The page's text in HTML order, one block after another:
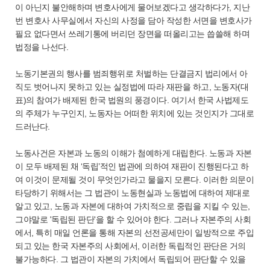
이 아닌지 불안해하며 변호사에게 물어보겠다고 생각하다가, 지난
번 변호사 사무실에서 자신의 사정을 담아 작성한 서면을 변호사가
필요 없다면서 쓰레기통에 버리던 장면을 떠올리고는 씁쓸해 하며
법정을 나선다.
노동기본권의 행사를 범죄행위로 처벌하는 단결금지 법리에서 아
직도 벗어나지 못하고 있는 실정법에 따라 재판을 하고, 노동자(대
표)의 참여가 배제된 한국 법원의 풍경이다. 여기서 한국 사법제도
의 주체가 누구인지, 노동자는 어떠한 위치에 있는 것인지가 그대로
드러난다.
노동사건은 자본과 노동의 이해가 첨예하게 대립한다. 노동과 자본
이 모두 배제된 채 ‘독립’적인 법관에 의하여 재판이 진행된다고 하
여 이것이 문제될 것이 무엇인가라고 물을지 모른다. 이러한 의문이
타당하기 위해서는 그 법관이 노동현실과 노동법에 대하여 제대로
알고 있고, 노동과 자본에 대하여 가치적으로 중립을 지킬 수 있는,
그야말로 '독립된 판단'을 할 수 있어야 한다. 그러나 자본주의 사회
에서, 특히 매일 언론을 통해 자본의 선전공세만이 일방적으로 주입
되고 있는 한국 자본주의 사회에서, 이러한 독립적인 판단은 거의
불가능하다. 그 법관이 자본의 가치에서 독립되어 판단할 수 있을